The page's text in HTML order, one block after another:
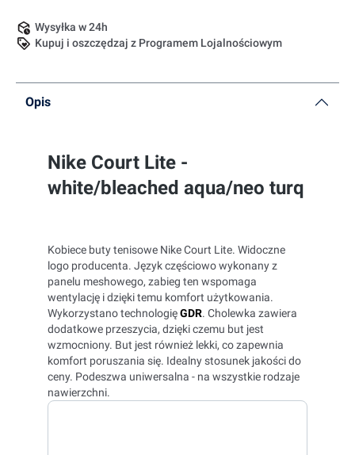
Wysyłka w 24h
Kupuj i oszczędzaj z Programem Lojalnościowym
Opis
Nike Court Lite -
white/bleached aqua/neo turq
Kobiece buty tenisowe Nike Court Lite. Widoczne
logo producenta. Język częściowo wykonany z
panelu meshowego, zabieg ten wspomaga
wentylację i dzięki temu komfort użytkowania.
Wykorzystano technologięGDR. Cholewka zawiera
dodatkowe przeszycia, dzięki czemu but jest
wzmocniony. But jest również lekki, co zapewnia
komfort poruszania się. Idealny stosunek jakości do
ceny. Podeszwa uniwersalna - na wszystkie rodzaje
nawierzchni.